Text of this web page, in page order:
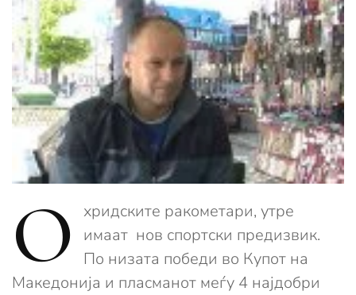
О
хридските ракометари, утре
имаат нов спортски предизвик.
По низата победи во Купот на
Македонија и пласманот меѓу 4 најдобри